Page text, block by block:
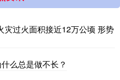
灾过火面积接近12万公顷 形势
么总是做不长？